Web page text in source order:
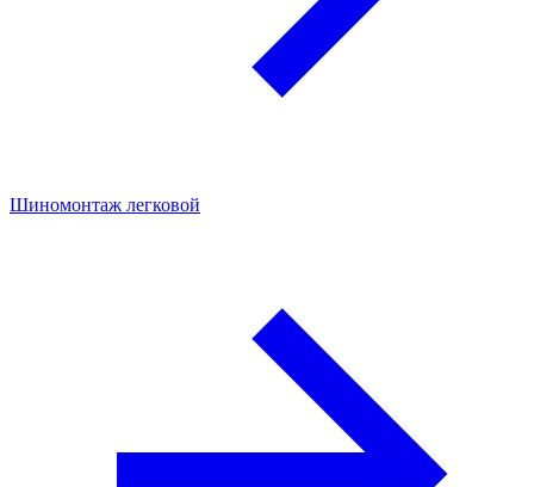
Шиномонтаж легковой